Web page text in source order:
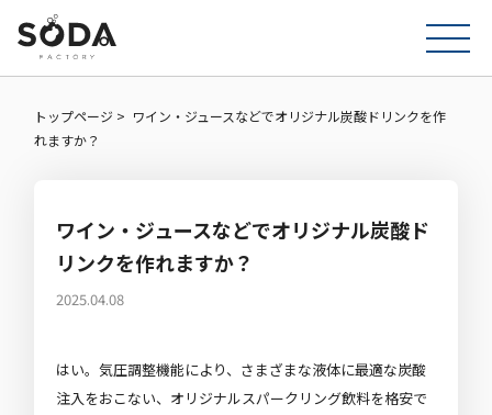
トップページ
ワイン・ジュースなどでオリジナル炭酸ドリンクを作
れますか？
ワイン・ジュースなどでオリジナル炭酸ド
リンクを作れますか？
2025.04.08
はい。気圧調整機能により、さまざまな液体に最適な炭酸
注入をおこない、オリジナルスパークリング飲料を格安で